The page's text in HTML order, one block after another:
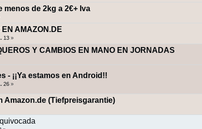
menos de 2kg a 2€+ Iva
AMAZON.DE
13 »
Y CAMBIOS EN MANO EN JORNADAS
- ¡¡Ya estamos en Android!!
26 »
Amazon.de (Tiefpreisgarantie)